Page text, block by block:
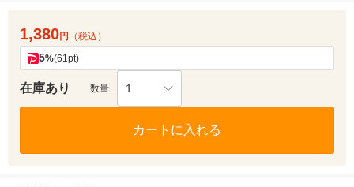
1,380円 （税込）
5%(61pt)
在庫あり 数量 1
カートに入れる